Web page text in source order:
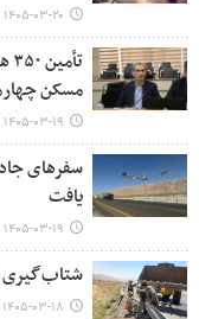
۱۴۰۵-۰۳-۲۰ ۱۰:۲۸
مسکن
۱۴۰۵-۰۳-۱۹ ۱۱:۲۸
یافت
۱۴۰۵-۰۳-۱۹ ۰۷:۵۹
شتاب‌گیری
۱۴۰۵-۰۳-۱۸ ۱۰:۴۷